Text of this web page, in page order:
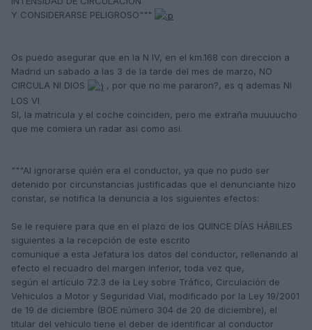
Y CONSIDERARSE PELIGROSO"""
Os puedo asegurar que en la N IV, en el km.168 con direccion a
Madrid un sabado a las 3 de la tarde del mes de marzo, NO
CIRCULA NI DIOS
, por que no me pararon?, es q ademas NI
LOS VI.
SI, la matricula y el coche coinciden, pero me extraña muuuucho
que me comiera un radar asi como asi.
"""Al ignorarse quién era el conductor, ya que no pudo ser
detenido por circunstancias justificadas que el denunciante hizo
constar, se notifica la denuncia a los siguientes efectos:
Se le requiere para que en el plazo de los QUINCE DÍAS HÁBILES
siguientes a la recepción de este escrito
comunique a esta Jefatura los datos del conductor, rellenando al
efecto el recuadro del margen inferior, toda vez que,
según el artículo 72.3 de la Ley sobre Tráfico, Circulación de
Vehículos a Motor y Seguridad Vial, modificado por la Ley 19/2001
de 19 de diciembre (BOE número 304 de 20 de diciembre), el
titular del vehículo tiene el deber de identificar al conductor